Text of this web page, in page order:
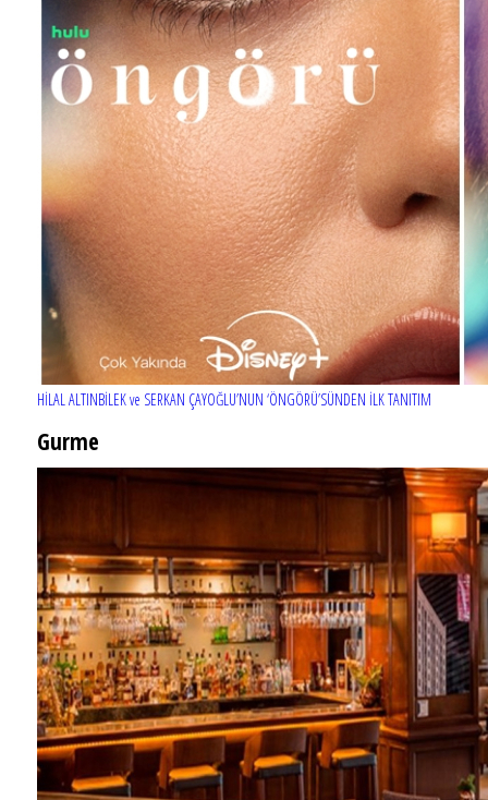
HİLAL ALTINBİLEK ve SERKAN ÇAYOĞLU’NUN ‘ÖNGÖRÜ’SÜNDEN İLK TANITIM
Gurme
EĞLENCE HAYATINA YENİ SOLUK: Gabbro Dream Theatre